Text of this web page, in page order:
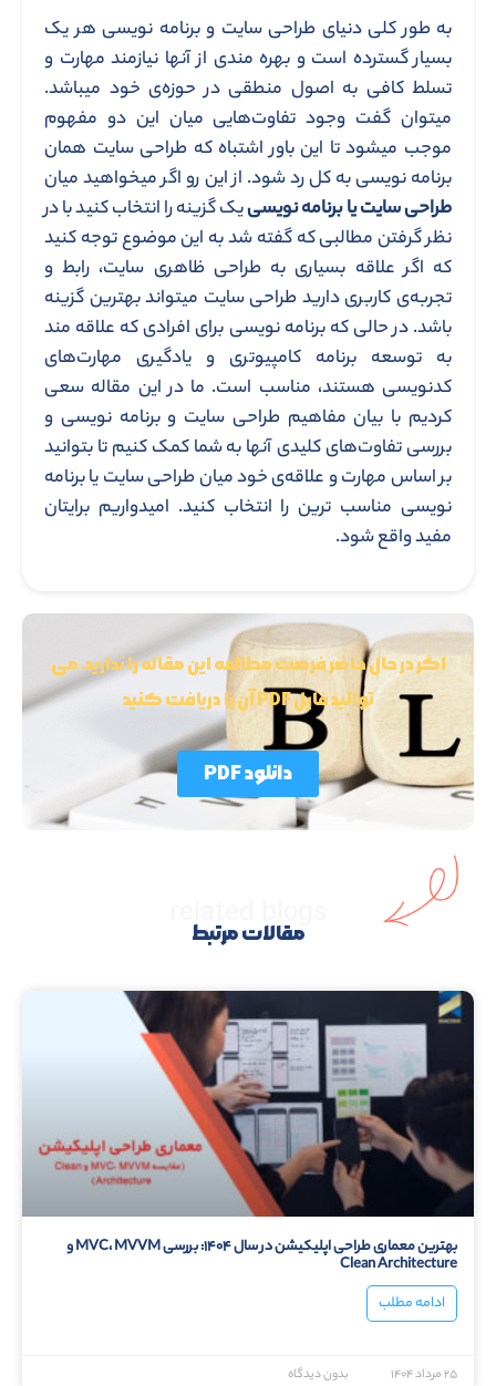
به طور کلی دنیای طراحی سایت و برنامه نویسی هر یک
بسیار گسترده است و بهره مندی از آنها نیازمند مهارت و
تسلط کافی به اصول منطقی در حوزه‌ی خود میباشد.
میتوان گفت وجود تفاوت‌هایی میان این دو مفهوم
موجب میشود تا این باور اشتباه که طراحی سایت همان
برنامه نویسی به کل رد شود. از این رو اگر میخواهید میان
طراحی سایت یا برنامه نویسییک گزینه را انتخاب کنید با در
نظر گرفتن مطالبی که گفته شد به این موضوع توجه کنید
که اگر علاقه بسیاری به طراحی ظاهری سایت، رابط و
تجربه‌ی کاربری دارید طراحی سایت میتواند بهترین گزینه
باشد. در حالی که برنامه نویسی برای افرادی که علاقه مند
به توسعه برنامه کامپیوتری و یادگیری مهارت‌های
کدنویسی هستند، مناسب است. ما در این مقاله سعی
کردیم با بیان مفاهیم طراحی سایت و برنامه نویسی و
بررسی تفاوت‌های کلیدی آنها به شما کمک کنیم تا بتوانید
بر اساس مهارت و علاقه‌ی خود میان طراحی سایت یا برنامه
نویسی مناسب ‌ترین را انتخاب کنید. امیدواریم برایتان
مفید واقع شود.
اگر در حال حاضر فرصت مطالعه این مقاله را ندارید، می
توانید فایل PDF آن را دریافت کنید
دانلود PDF
مقالات مرتبط
بهترین معماری طراحی اپلیکیشن در سال ۱۴۰۴: بررسی MVC، MVVM و
Clean Architecture
ادامه مطلب
۲۵ مرداد ۱۴۰۴ بدون دیدگاه